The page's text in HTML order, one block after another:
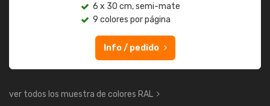
6 x 30 cm, semi-mate
9 colores por página
Info / pedido
ver todos los muestra de colores RAL